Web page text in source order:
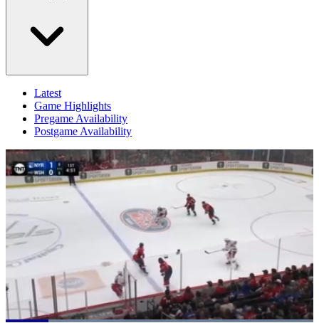
Latest
Game Highlights
Pregame Availability
Postgame Availability